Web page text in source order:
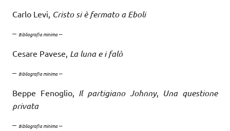
Carlo Levi, Cristo si è fermato a Eboli
– Bibliografia minima–
Cesare Pavese, La luna e i falò
– Bibliografia minima–
Beppe Fenoglio, Il partigiano Johnny, Una questione
privata
– Bibliografia minima–